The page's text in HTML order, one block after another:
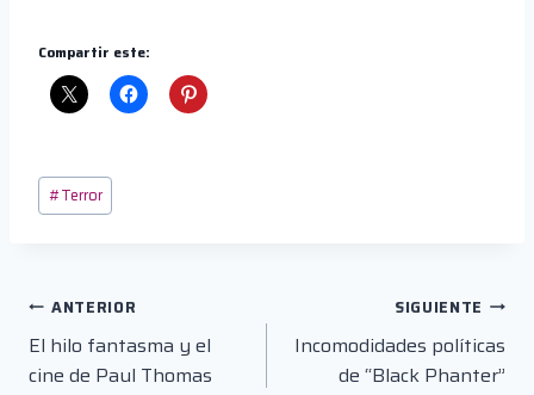
Compartir este:
Etiquetas
de
#Terror
Navegación
de
ANTERIOR
El hilo fantasma y el
cine de Paul Thomas
SIGUIENTE
Incomodidades políticas
de “Black Phanter”